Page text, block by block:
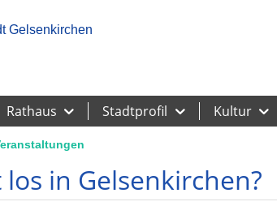
Rathaus Stadtprofil Kultur
los in Gelsenkirchen?